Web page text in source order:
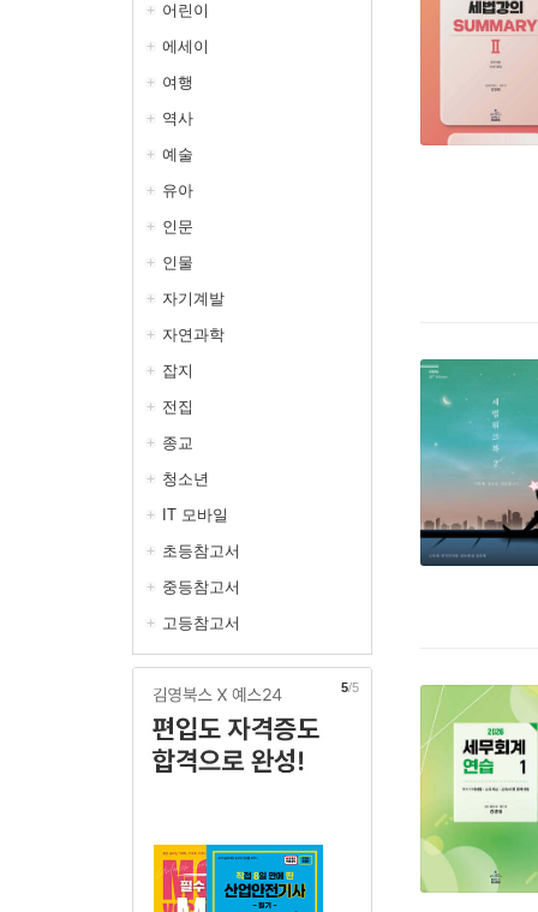
어린이
에세이
여행
역사
예술
유아
인문
인물
자기계발
자연과학
잡지
전집
종교
청소년
IT 모바일
초등참고서
중등참고서
고등참고서
5/5